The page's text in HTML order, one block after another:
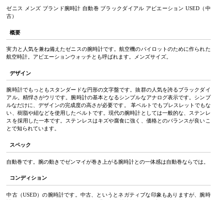
ゼニス メンズ ブランド腕時計 自動巻 ブラックダイアル アビエーション USED（中
古）
概要
実力と人気を兼ね備えたゼニスの腕時計です。航空機のパイロットのために作られた
航空時計。アビエーションウォッチとも呼ばれます。メンズサイズ。
デザイン
腕時計でもっともスタンダードな円形の文字盤です。抜群の人気を誇るブラックダイ
アル。精悍さがウリです。腕時計の基本となるシンプルなアナログ表示です。シンプ
ルなだけに、デザインの完成度の高さが必要です。 革ベルトでもブレスレットでもな
い、樹脂や紐などを使用したベルトです。現代の腕時計としては一般的な、ステンレ
スを採用した一本です。ステンレスはキズや腐食に強く、価格とのバランスが良いこ
とで知られています。
スペック
自動巻です。腕の動きでゼンマイが巻き上がる腕時計との一体感は自動巻ならでは。
コンディション
中古（USED）の腕時計です。中古、というとネガティブな印象もありますが、腕時